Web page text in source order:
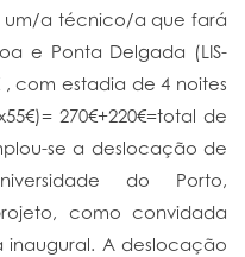
um/a técnico/a que fará
e Ponta Delgada (LIS-
, com estadia de 4 noites
270€+220€=total de
se a deslocação de
do Porto,
como convidada
A deslocação